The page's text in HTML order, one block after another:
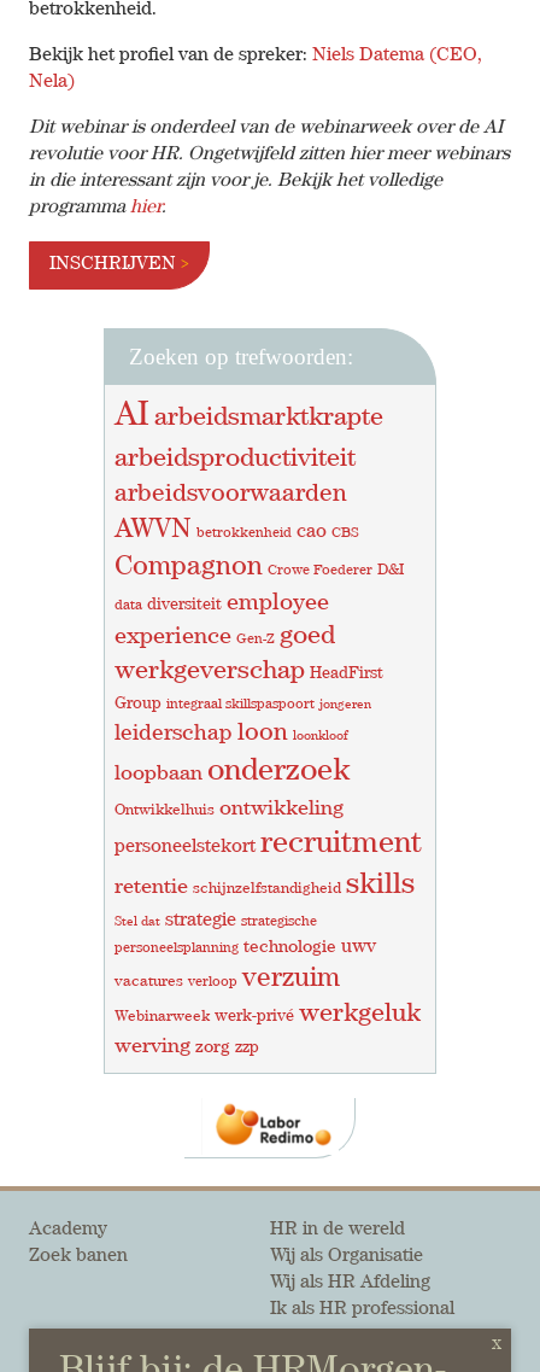
betrokkenheid.
Bekijk het profiel van de spreker:Niels Datema (CEO,
Nela)
Dit webinar is onderdeel van de webinarweek over de AI
revolutie voor HR. Ongetwijfeld zitten hier meer webinars
in die interessant zijn voor je. Bekijk het volledige
programmahier.
INSCHRIJVEN
Zoeken op trefwoorden:
AI arbeidsmarktkrapte
arbeidsproductiviteit
arbeidsvoorwaarden
AWVN betrokkenheid cao CBS
Compagnon Crowe Foederer D&I
data diversiteit employee
experience Gen-Z goed
werkgeverschap HeadFirst
Group integraal skillspaspoort jongeren
leiderschap loon loonkloof
loopbaan onderzoek
Ontwikkelhuis ontwikkeling
personeelstekort recruitment
retentie schijnzelfstandigheid skills
Stel dat strategie strategische
personeelsplanning technologie uwv
vacatures verloop verzuim
Webinarweek werk-privé werkgeluk
werving zorg zzp
Academy
Zoek banen
HR in de wereld
Wij als Organisatie
Wij als HR Afdeling
Ik als HR professional
Onze auteurs Onze partners